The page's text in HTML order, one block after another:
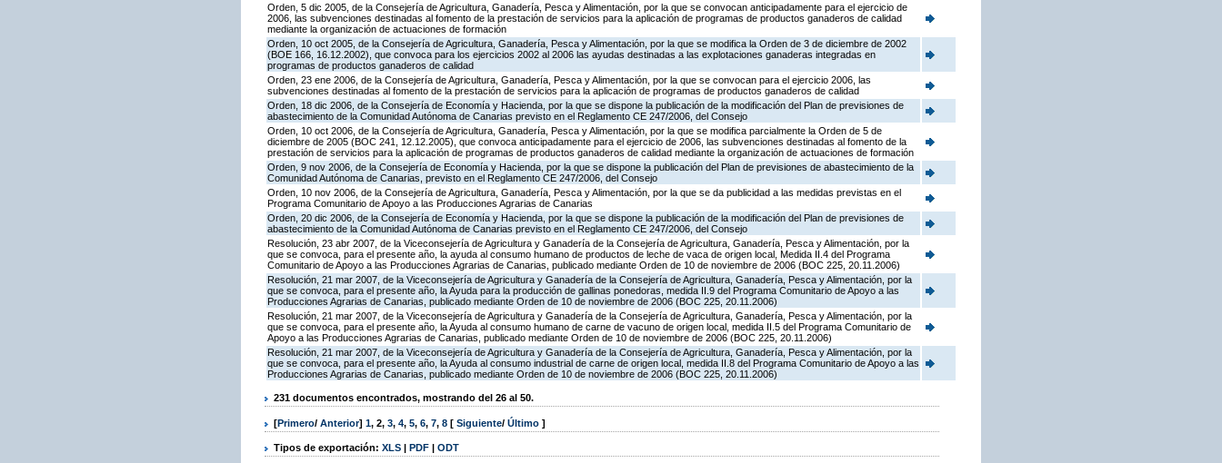
Orden, 5 dic 2005, de la Consejería de Agricultura, Ganadería, Pesca y Alimentación, por la que se convocan anticipadamente para el ejercicio de
2006, las subvenciones destinadas al fomento de la prestación de servicios para la aplicación de programas de productos ganaderos de calidad
mediante la organización de actuaciones de formación
Orden, 10 oct 2005, de la Consejería de Agricultura, Ganadería, Pesca y Alimentación, por la que se modifica la Orden de 3 de diciembre de 2002
(BOE 166, 16.12.2002), que convoca para los ejercicios 2002 al 2006 las ayudas destinadas a las explotaciones ganaderas integradas en
programas de productos ganaderos de calidad
Orden, 23 ene 2006, de la Consejería de Agricultura, Ganadería, Pesca y Alimentación, por la que se convocan para el ejercicio 2006, las
subvenciones destinadas al fomento de la prestación de servicios para la aplicación de programas de productos ganaderos de calidad
Orden, 18 dic 2006, de la Consejería de Economía y Hacienda, por la que se dispone la publicación de la modificación del Plan de previsiones de
abastecimiento de la Comunidad Autónoma de Canarias previsto en el Reglamento CE 247/2006, del Consejo
Orden, 10 oct 2006, de la Consejería de Agricultura, Ganadería, Pesca y Alimentación, por la que se modifica parcialmente la Orden de 5 de
diciembre de 2005 (BOC 241, 12.12.2005), que convoca anticipadamente para el ejercicio de 2006, las subvenciones destinadas al fomento de la
prestación de servicios para la aplicación de programas de productos ganaderos de calidad mediante la organización de actuaciones de formación
Orden, 9 nov 2006, de la Consejería de Economía y Hacienda, por la que se dispone la publicación del Plan de previsiones de abastecimiento de la
Comunidad Autónoma de Canarias, previsto en el Reglamento CE 247/2006, del Consejo
Orden, 10 nov 2006, de la Consejería de Agricultura, Ganadería, Pesca y Alimentación, por la que se da publicidad a las medidas previstas en el
Programa Comunitario de Apoyo a las Producciones Agrarias de Canarias
Orden, 20 dic 2006, de la Consejería de Economía y Hacienda, por la que se dispone la publicación de la modificación del Plan de previsiones de
abastecimiento de la Comunidad Autónoma de Canarias previsto en el Reglamento CE 247/2006, del Consejo
Resolución, 23 abr 2007, de la Viceconsejería de Agricultura y Ganadería de la Consejería de Agricultura, Ganadería, Pesca y Alimentación, por la
que se convoca, para el presente año, la ayuda al consumo humano de productos de leche de vaca de origen local, Medida II.4 del Programa
Comunitario de Apoyo a las Producciones Agrarias de Canarias, publicado mediante Orden de 10 de noviembre de 2006 (BOC 225, 20.11.2006)
Resolución, 21 mar 2007, de la Viceconsejería de Agricultura y Ganadería de la Consejería de Agricultura, Ganadería, Pesca y Alimentación, por la
que se convoca, para el presente año, la Ayuda para la producción de gallinas ponedoras, medida II.9 del Programa Comunitario de Apoyo a las
Producciones Agrarias de Canarias, publicado mediante Orden de 10 de noviembre de 2006 (BOC 225, 20.11.2006)
Resolución, 21 mar 2007, de la Viceconsejería de Agricultura y Ganadería de la Consejería de Agricultura, Ganadería, Pesca y Alimentación, por la
que se convoca, para el presente año, la Ayuda al consumo humano de carne de vacuno de origen local, medida II.5 del Programa Comunitario de
Apoyo a las Producciones Agrarias de Canarias, publicado mediante Orden de 10 de noviembre de 2006 (BOC 225, 20.11.2006)
Resolución, 21 mar 2007, de la Viceconsejería de Agricultura y Ganadería de la Consejería de Agricultura, Ganadería, Pesca y Alimentación, por la
que se convoca, para el presente año, la Ayuda al consumo industrial de carne de origen local, medida II.8 del Programa Comunitario de Apoyo a las
Producciones Agrarias de Canarias, publicado mediante Orden de 10 de noviembre de 2006 (BOC 225, 20.11.2006)
231 documentos encontrados, mostrando del 26 al 50.
[Primero/ Anterior] 1, 2, 3, 4, 5, 6, 7, 8 [ Siguiente/ Último ]
Tipos de exportación: XLS | PDF | ODT